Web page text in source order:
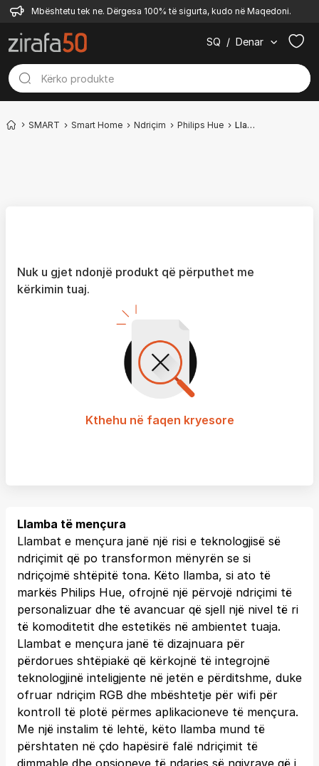
Mbështetu tek ne. Dërgesa 100% të sigurta, kudo në Maqedoni.
SQ / Denar
SMART Smart Home Ndriçim Philips Hue Llamba të mençura
Nuk u gjet ndonjë produkt që përputhet me
kërkimin tuaj.
Kthehu në faqen kryesore
Llamba të mençura
Llambat e mençura janë një risi e teknologjisë së
ndriçimit që po transformon mënyrën se si
ndriçojmë shtëpitë tona. Këto llamba, si ato të
markës Philips Hue, ofrojnë një përvojë ndriçimi të
personalizuar dhe të avancuar që sjell një nivel të ri
të komoditetit dhe estetikës në ambientet tuaja.
Llambat e mençura janë të dizajnuara për
përdorues shtëpiakë që kërkojnë të integrojnë
teknologjinë inteligjente në jetën e përditshme, duke
ofruar ndriçim RGB dhe mbështetje për wifi për
kontroll të plotë përmes aplikacioneve të mençura.
Me një instalim të lehtë, këto llamba mund të
përshtaten në çdo hapësirë falë ndriçimit të
dimmable dhe opsioneve të ndarjes së ngjyrave që i